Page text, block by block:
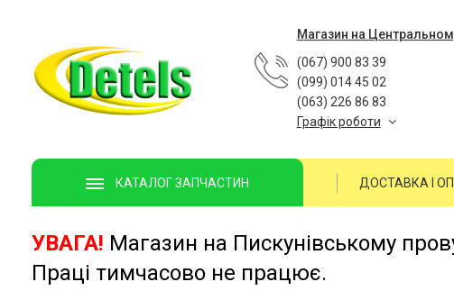
Магазин на
(067) 900 83 39
(099) 014 45 02
(063) 226 86 83
Графік роботи
КАТАЛОГ ЗАПЧАСТИН ДОСТАВКА І
УВАГА! Магазин на Пискунівському
Праці тимчасово не працює.